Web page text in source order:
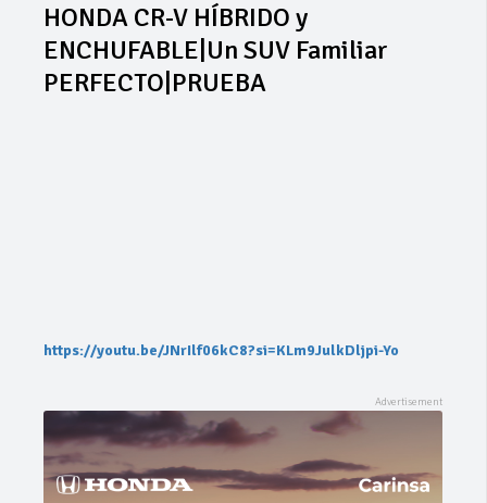
HONDA CR-V HÍBRIDO y
ENCHUFABLE|Un SUV Familiar
PERFECTO|PRUEBA
https://youtu.be/JNrIlf06kC8?si=KLm9JulkDljpi-Yo